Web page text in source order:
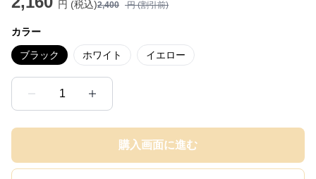
円 (税込)2,400 円 (割引前)
カラー
ブラック ホワイト イエロー
1
購入画面に進む